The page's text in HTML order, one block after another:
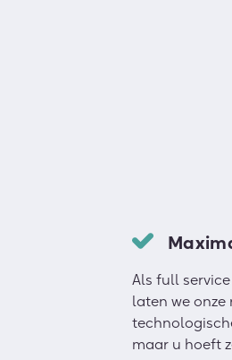
Als full
laten we
maar u hoeft